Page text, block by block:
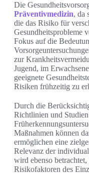
Die
Präventivmedizin, da
die das Risiko für
Gesundheitsprobleme
Fokus auf die
zur
Jugend, im
geeignete
Risiken frühzeitig zu
Durch die
Richtlinien und
Maßnahmen können
ermöglichen eine
Relevanz der
wird ebenso
Risikofaktoren des